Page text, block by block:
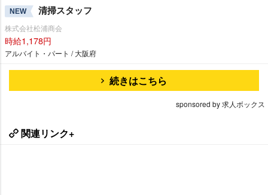
NEW 清掃スタッフ
株式会社松浦商会
時給1,178円
アルバイト・パート / 大阪府
続きはこちら
sponsored by 求人ボックス
関連リンク+